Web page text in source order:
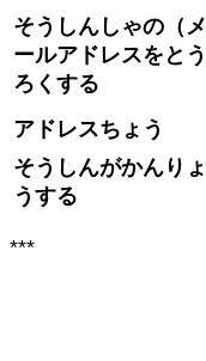
そうしんしゃの（メ
ールアドレスをとう
ろくする
アドレスちょう
そうしんがかんりょ
うする
***